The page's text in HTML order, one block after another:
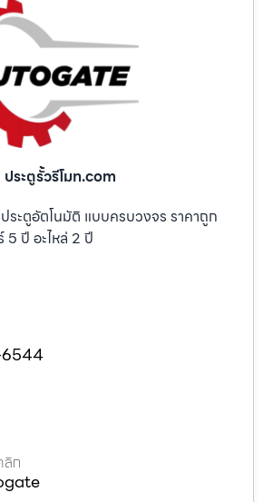
ประตูรั้วรีโมท.com
ระตูอัตโนมัติ แบบครบวงจร ราคาถูก
5 ปี อะไหล่ 2 ปี
ก